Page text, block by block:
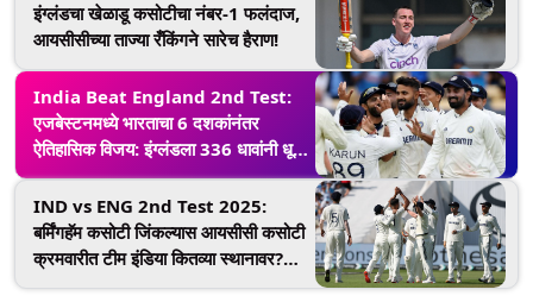
इंग्लंडचा खेळाडू कसोटीचा नंबर-1 फलंदाज,
आयसीसीच्या ताज्या रँकिंगने सारेच हैराण!
India Beat England 2nd Test:
एजबेस्टनमध्ये भारताचा 6 दशकांनंतर
ऐतिहासिक विजय: इंग्लंडला 336 धावांनी धूळ
चारली, मालिकेत 1-1 बरोबरी!
IND vs ENG 2nd Test 2025:
बर्मिंगहॅम कसोटी जिंकल्यास आयसीसी कसोटी
क्रमवारीत टीम इंडिया कितव्या स्थानावर?